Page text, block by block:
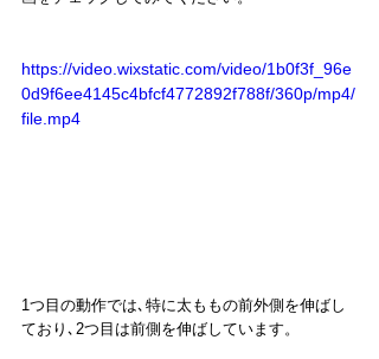
https://video.wixstatic.com/video/1b0f3f_96e
0d9f6ee4145c4bfcf4772892f788f/360p/mp4/
file.mp4
1つ目の動作では､特に太ももの前外側を伸ばし
ており､2つ目は前側を伸ばしています。